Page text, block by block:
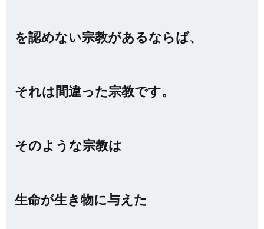
を認めない宗教があるならば、
それは間違った宗教です。
そのような宗教は
生命が生き物に与えた